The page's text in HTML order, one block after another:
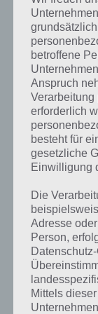
früh anfangen
können wir dir
unsere
entsprechenden
kannst
finden!
Du findest
Münzen einsetzt.
die Möglichkeit
betroffene
Anspruch
Verarbeitung
erforderlich
besteht für
gesetzliche
Einwilligung
Die
Adresse
Person,
Mittels